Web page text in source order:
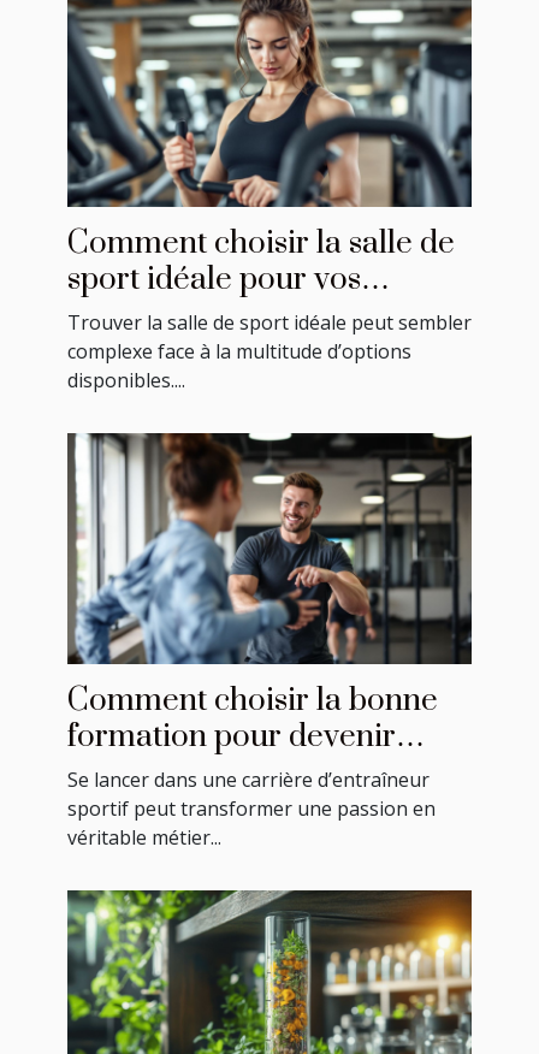
Comment choisir la salle de
sport idéale pour vos
besoins ?
Trouver la salle de sport idéale peut sembler
complexe face à la multitude d’options
disponibles....
Comment choisir la bonne
formation pour devenir
entraîneur sportif ?
Se lancer dans une carrière d’entraîneur
sportif peut transformer une passion en
véritable métier...